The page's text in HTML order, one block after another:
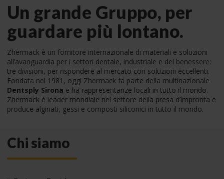
Un grande Gruppo, per
guardare più lontano.
Zhermack è un fornitore internazionale di materiali e soluzioni
all’avanguardia per i settori dentale, industriale e del benessere:
tre divisioni, per rispondere al mercato con soluzioni eccellenti.
Fondata nel 1981, oggi Zhermack fa parte della multinazionale
Dentsply Sirona e ha rappresentanze locali in tutto il mondo.
Zhermack è leader mondiale nel settore della presa d’impronta e
produce alginati, gessi e composti siliconici in tutto il mondo.
Chi siamo